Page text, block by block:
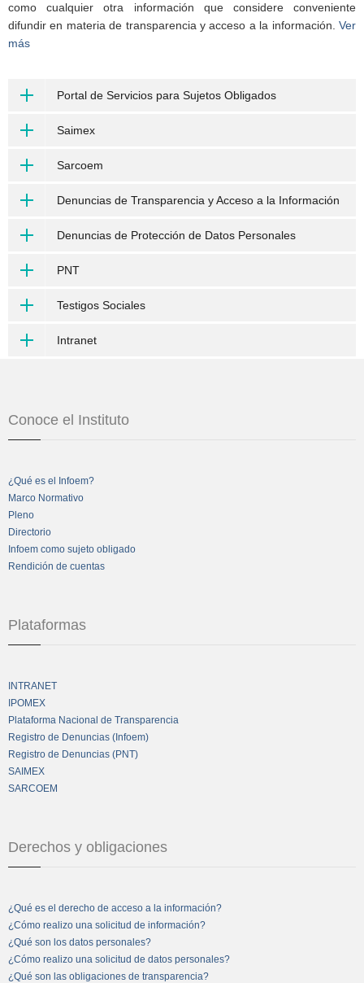
como cualquier otra información que considere conveniente
difundir en materia de transparencia y acceso a la información. Ver
más
Portal de Servicios para Sujetos Obligados
Saimex
Sarcoem
Denuncias de Transparencia y Acceso a la Información
Denuncias de Protección de Datos Personales
PNT
Testigos Sociales
Intranet
Conoce el Instituto
¿Qué es el Infoem?
Marco Normativo
Pleno
Directorio
Infoem como sujeto obligado
Rendición de cuentas
Plataformas
INTRANET
IPOMEX
Plataforma Nacional de Transparencia
Registro de Denuncias (Infoem)
Registro de Denuncias (PNT)
SAIMEX
SARCOEM
Derechos y obligaciones
¿Qué es el derecho de acceso a la información?
¿Cómo realizo una solicitud de información?
¿Qué son los datos personales?
¿Cómo realizo una solicitud de datos personales?
¿Qué son las obligaciones de transparencia?